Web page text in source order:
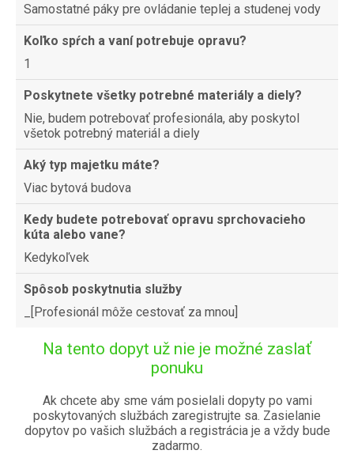
Samostatné páky pre ovládanie teplej a studenej vody
Koľko spŕch a vaní potrebuje opravu?
1
Poskytnete všetky potrebné materiály a diely?
Nie, budem potrebovať profesionála, aby poskytol
všetok potrebný materiál a diely
Aký typ majetku máte?
Viac bytová budova
Kedy budete potrebovať opravu sprchovacieho
kúta alebo vane?
Kedykoľvek
Spôsob poskytnutia služby
_[Profesionál môže cestovať za mnou]
Na tento dopyt už nie je možné zaslať
ponuku
Ak chcete aby sme vám posielali dopyty po vami
poskytovaných službách zaregistrujte sa. Zasielanie
dopytov po vašich službách a registrácia je a vždy bude
zadarmo.